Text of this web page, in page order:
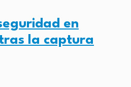
en
la captura